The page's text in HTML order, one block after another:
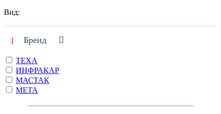
Вид:
Бренд
TEXA
ИНФРАКАР
МАСТАК
МЕТА